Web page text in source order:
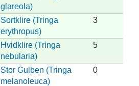
glareola)
Sortklire (Tringa
erythropus)
3
Hvidklire (Tringa
nebularia)
5
Stor Gulben (Tringa
melanoleuca)
0